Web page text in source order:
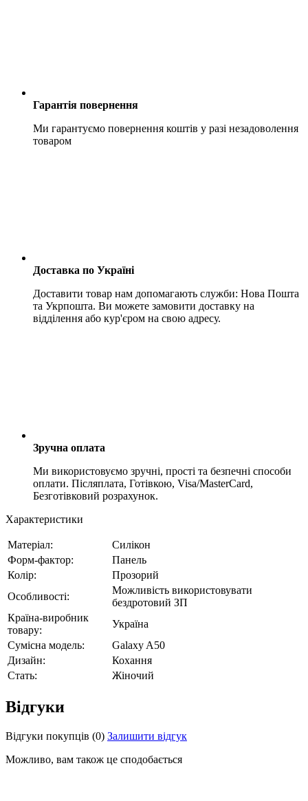
Гарантія повернення
Ми гарантуємо повернення коштів у разі незадоволення
товаром
Доставка по Україні
Доставити товар нам допомагають служби: Нова Пошта
та Укрпошта. Ви можете замовити доставку на
відділення або кур'єром на свою адресу.
Зручна оплата
Ми використовуємо зручні, прості та безпечні способи
оплати. Післяплата, Готівкою, Visa/MasterCard,
Безготівковий розрахунок.
Характеристики
Матеріал:
Силікон
Форм-фактор:
Панель
Колір:
Прозорий
Особливості:
Можливість використовувати
бездротовий ЗП
Країна-виробник
товару:
Україна
Сумісна модель:
Galaxy A50
Дизайн:
Кохання
Стать:
Жіночий
Відгуки
Відгуки покупців (0) Залишити відгук
Можливо, вам також це сподобається